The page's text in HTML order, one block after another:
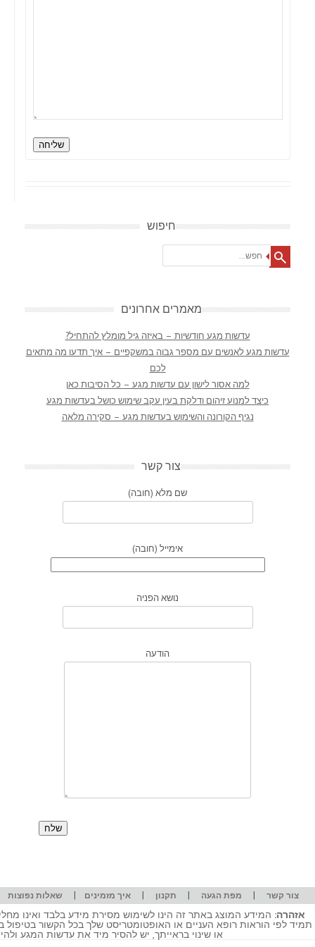
שליחה
חיפוש
מאמרים אחרונים
עדשות מגע חודשיות – באיזה גיל מומלץ להתחיל?
עדשות מגע לאנשים עם מספר גבוה במשקפיים – איך תדעו מה מתאים
לכם
למה אסור לישון עם עדשות מגע – כל הסיבות כאן
כיצד למנוע זיהום ודלקת בעין עקב שימוש כושל בעדשות מגע
נגיף הקורונה והשימוש בעדשות מגע – סקירה מלאה
צור קשר
שם מלא (חובה)
אימייל (חובה)
נושא הפניה
הודעה
צור קשר | מפת הגעה | תקנון |איך מזמינים | שאלות נפוצות
אזהרה: המידע המוצג באתר זה הינו לשימוש מסירת מידע בלבד ואינו
תמיד לפי הוראות רופא העניים או האופטומטריסט שלך בכל הקשור
או שינוי בראייתך, יש להסיר מיד את עדשות המגע